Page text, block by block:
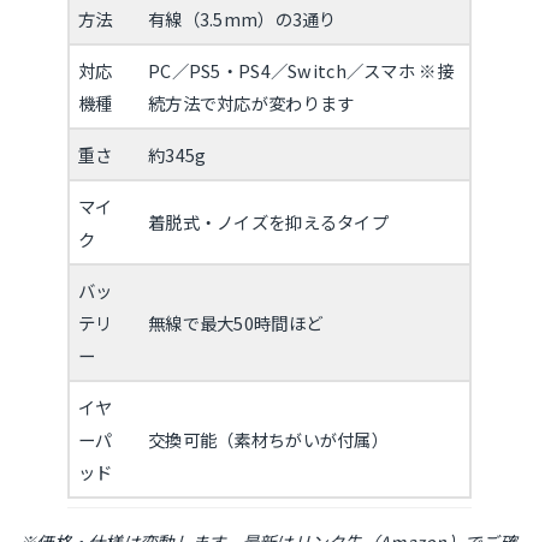
方法
有線（3.5mm）の3通り
対応
機種
PC／PS5・PS4／Switch／スマホ ※接
続方法で対応が変わります
重さ 約345g
マイ
ク
着脱式・ノイズを抑えるタイプ
バッ
テリ
ー
無線で最大50時間ほど
イヤ
ーパ
ッド
交換可能（素材ちがいが付属）